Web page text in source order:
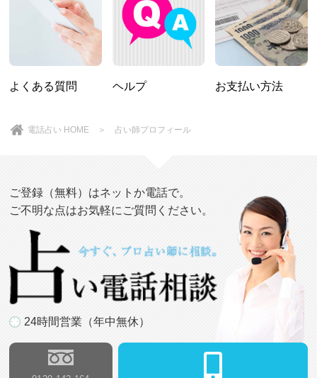
よくある質問 ヘルプ お支払い方法
電話占い HOME ＞ 占い師プロフィール
ご登録（無料）はネットか電話で。
ご不明な点はお気軽にご質問ください。
24時間営業（年中無休）